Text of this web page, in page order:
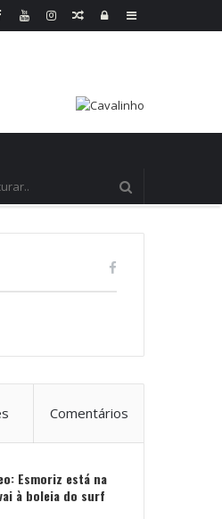
Sidebar
Log
Random
Comentários
Esmoriz está na
à boleia do surf